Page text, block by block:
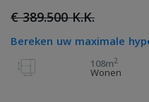
€ 389.500 K.K.
Bereken uw maximale
108m2
Wonen